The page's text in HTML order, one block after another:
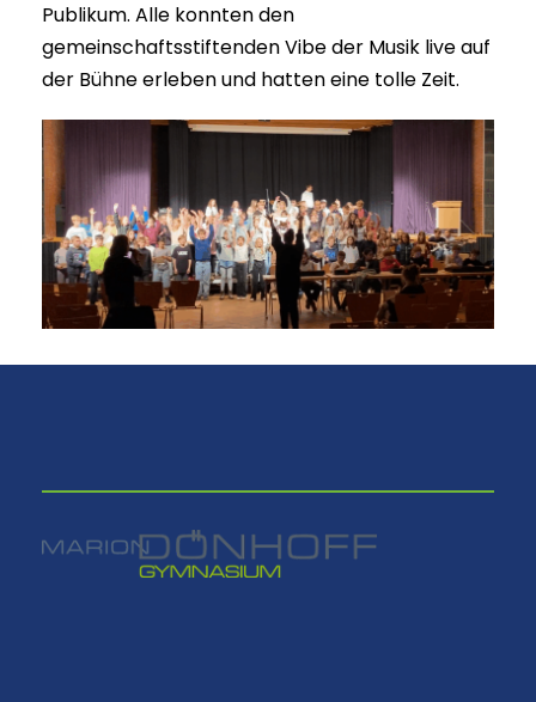
Publikum. Alle konnten den
gemeinschaftsstiftenden Vibe der Musik live auf
der Bühne erleben und hatten eine tolle Zeit.